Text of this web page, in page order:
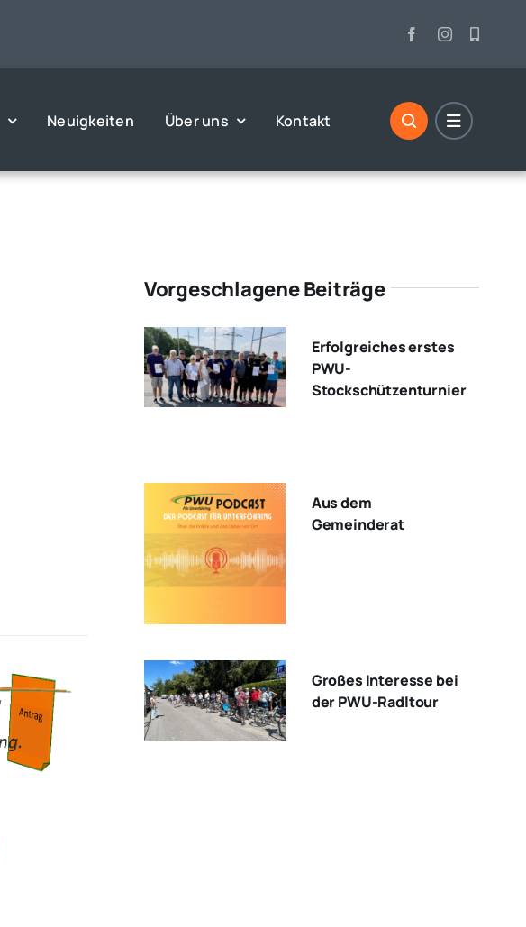
Neuigkeiten Über uns Kontakt
Vorgeschlagene Beiträge
Erfolgreiches erstes
PWU-
Stockschützenturnier
Aus dem
Gemeinderat
Großes Interesse bei
der PWU-Radltour